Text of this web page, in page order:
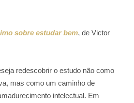
sobre estudar bem, de Victor
redescobrir o estudo não como
mas como um caminho de
intelectual. Em